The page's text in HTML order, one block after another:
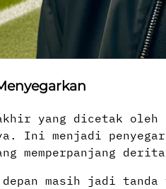
yang dicetak oleh
Ini menjadi
memperpanjang
masih jadi tanda